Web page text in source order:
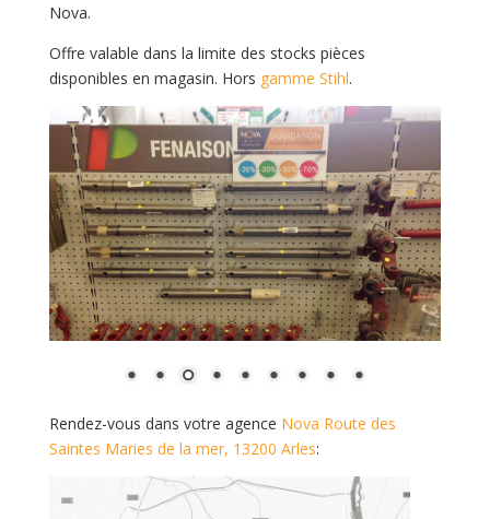
Nova.
Offre valable dans la limite des stocks pièces
disponibles en magasin. Hors gamme Stihl.
Rendez-vous dans votre agence Nova Route des
Saintes Maries de la mer, 13200 Arles: